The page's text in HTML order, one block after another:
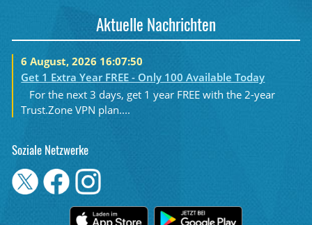
Aktuelle Nachrichten
6 August, 2026 16:07:50
Get 1 Extra Year FREE - Only 100 Available Today
For the next 3 days, get 1 year FREE with the 2-year
Trust.Zone VPN plan....
Soziale Netzwerke